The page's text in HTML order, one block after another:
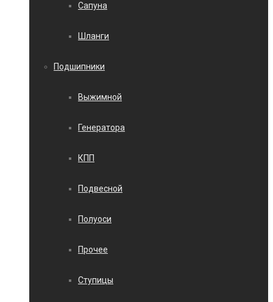
Сапуна
Шланги
Подшипники
Выжимной
Генератора
КПП
Подвесной
Полуоси
Прочее
Ступицы